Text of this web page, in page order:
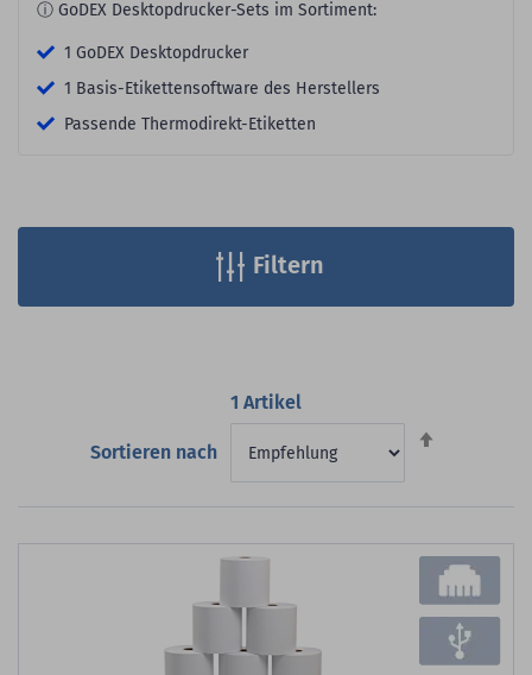
ⓘ GoDEX Desktopdrucker-Sets im Sortiment:
1 GoDEX Desktopdrucker
1 Basis-Etikettensoftware des Herstellers
Passende Thermodirekt-Etiketten
1 Artikel
Sortieren nach
Filtern